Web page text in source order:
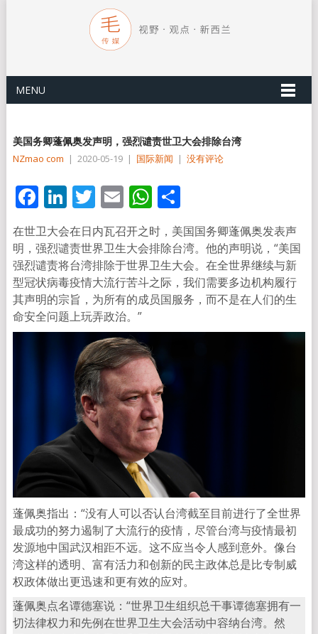
MENU
美国务卿蓬佩奥发声明，强烈谴责世卫大会排除台湾
NZmao com | 2020-05-19 | 国际新闻 | 没有评论
Facebook
LinkedIn
Twitter
EmailWhatsApp
分
享
在世卫大会在日内瓦召开之时，美国国务卿蓬佩奥发表声
明，强烈谴责世界卫生大会排除台湾。他的声明说，“美国
强烈谴责将台湾排除于世界卫生大会。在全世界继续与新
型冠状病毒疫情大流行苦斗之际，我们需要多边机构履行
其声明的宗旨，为所有的成员国服务，而不是在人们的生
命安全问题上玩弄政治。”
蓬佩奥指出：“没有人可以否认台湾截至目前进行了全世界
最成功的努力遏制了大流行的疫情，尽管台湾与疫情最初
发源地中国武汉相距不远。这不应当令人感到意外。像台
湾这样的透明、富有活力和创新的民主政体总是比专制威
权政体做出更迅速和更有效的应对。
蓬佩奥点名谭德塞说：“世界卫生组织总干事谭德塞拥有一
切法律权力和先例在世界卫生大会活动中容纳台湾。然